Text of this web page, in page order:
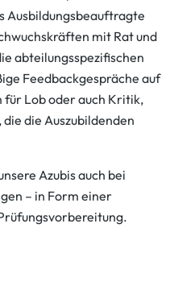
Ausbildungsbeauftragte
mit Rat und
abteilungsspezifischen
Feedbackgespräche auf
für Lob oder auch Kritik,
die Auszubildenden
Azubis auch bei
– in Form einer